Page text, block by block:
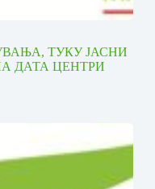
ТУКУ ЈАСНИ
ДАТА ЦЕНТРИ